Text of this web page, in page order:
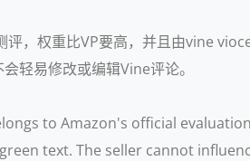
评，权重比VP要高，并且由vine
轻易修改或编辑Vine评论。
to Amazon's official
text. The seller cannot